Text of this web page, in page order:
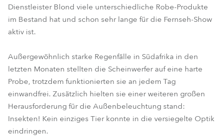
Dienstleister Blond viele unterschiedliche Robe-Produkte
im Bestand hat und schon sehr lange für die Fernseh-Show
aktiv ist.
Außergewöhnlich starke Regenfälle in Südafrika in den
letzten Monaten stellten die Scheinwerfer auf eine harte
Probe, trotzdem funktionierten sie an jedem Tag
einwandfrei. Zusätzlich hielten sie einer weiteren großen
Herausforderung für die Außenbeleuchtung stand:
Insekten! Kein einziges Tier konnte in die versiegelte Optik
eindringen.